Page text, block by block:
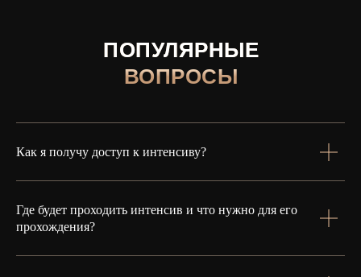
ПОПУЛЯРНЫЕ
ВОПРОСЫ
Как я получу доступ к интенсиву?
Где будет проходить интенсив и что нужно для его
прохождения?